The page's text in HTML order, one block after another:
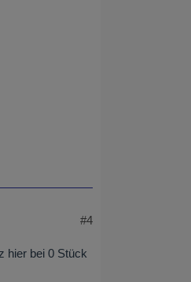
#4
hier bei 0 Stück